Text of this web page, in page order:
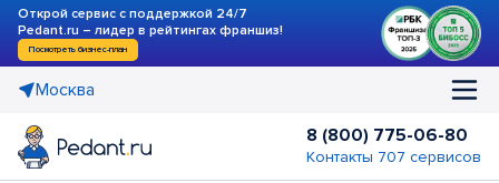
Открой сервис с поддержкой 24/7
Pedant.ru – лидер в рейтингах франшиз!
Посмотреть бизнес-план
Москва
8 (800) 775-06-80
Контакты 707 сервисов